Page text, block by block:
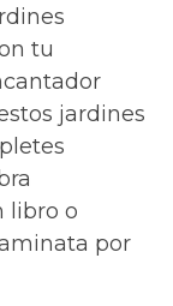
tu
jardines
libro o
por